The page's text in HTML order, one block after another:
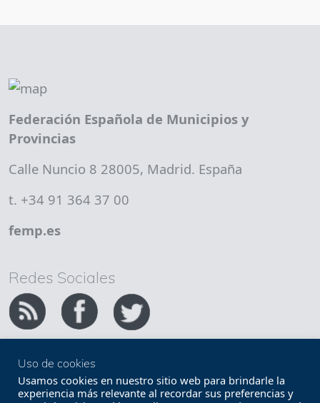
Federación Española de Municipios y
Provincias
Calle Nuncio 8 28005, Madrid. España
t. +34 91 364 37 00
femp.es
Redes Sociales
Copyright FEMP
Accesibilidad
Uso de cookies
Usamos cookies en nuestro sitio web para brindarle la
experiencia más relevante al recordar sus preferencias y